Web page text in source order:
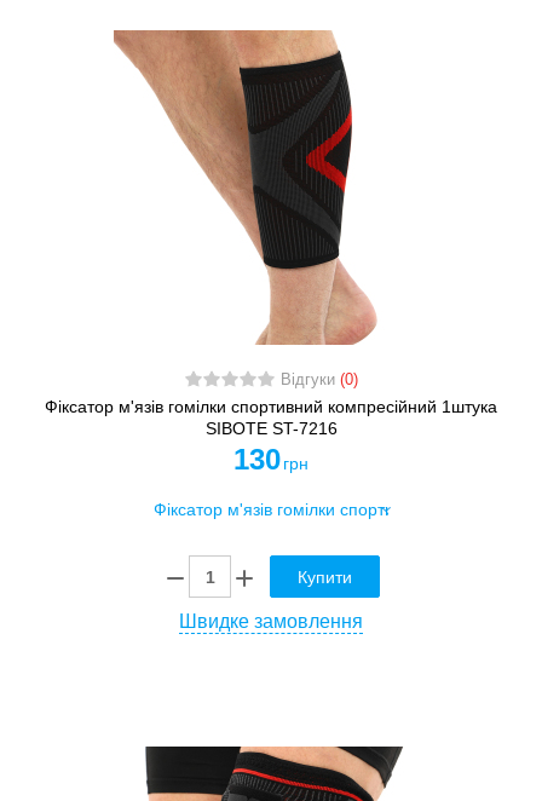
Відгуки (0)
Фіксатор м'язів гомілки спортивний компресійний 1штука
SIBOTE ST-7216
130 грн
Купити
Швидке замовлення